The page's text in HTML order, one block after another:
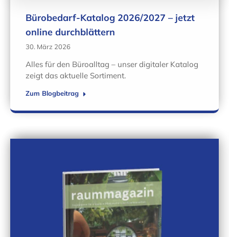
Bürobedarf-Katalog 2026/2027 – jetzt
online durchblättern
30. März 2026
Alles für den Büroalltag – unser digitaler Katalog
zeigt das aktuelle Sortiment.
Zum Blogbeitrag